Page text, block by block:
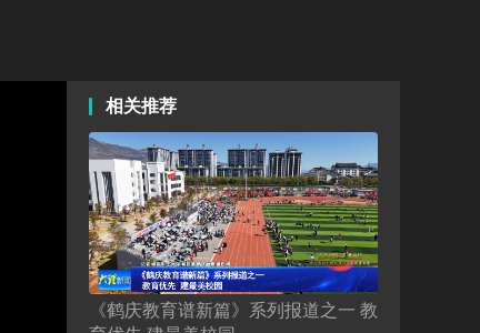
相关推荐
《鹤庆教育谱新篇》系列报道之一 教